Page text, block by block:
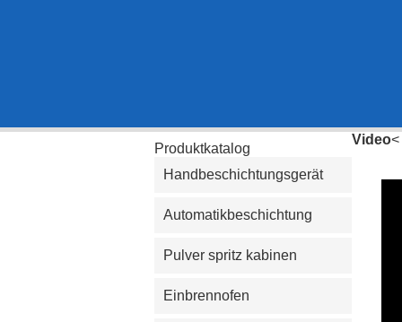
Produktkatalog
Handbeschichtungsgerät
Automatikbeschichtung
Pulver spritz kabinen
Einbrennofen
Video<